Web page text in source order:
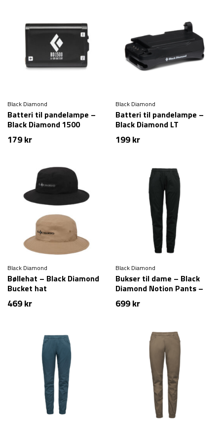
Black Diamond
Batteri til pandelampe –
Black Diamond 1500
battery
179kr
Black Diamond
Batteri til pandelampe –
Black Diamond LT
199kr
Black Diamond
Bøllehat – Black Diamond
Bucket hat
469kr
Black Diamond
Bukser til dame – Black
Diamond Notion Pants –
Sort (XS tilbage)
699kr